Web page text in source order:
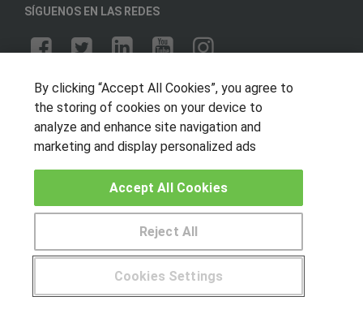
SÍGUENOS EN LAS REDES
OTROS GRUPOS DE INTERES
Muro de los idiomas
Hablemos de empleo
CENTROS DE FORMACIÓN
¿Tienes alguna duda? 900 264 357
By clicking “Accept All Cookies”, you agree to
the storing of cookies on your device to
analyze and enhance site navigation and
marketing and display personalized ads
Cookies Settings
Reject All
Accept All Cookies